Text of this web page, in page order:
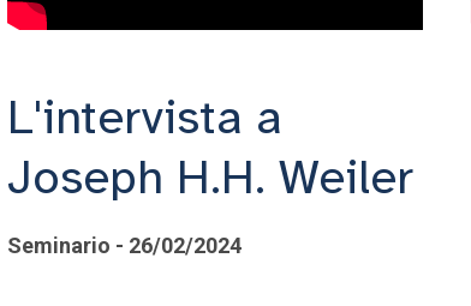
L'intervista a
Joseph H.H. Weiler
Seminario - 26/02/2024